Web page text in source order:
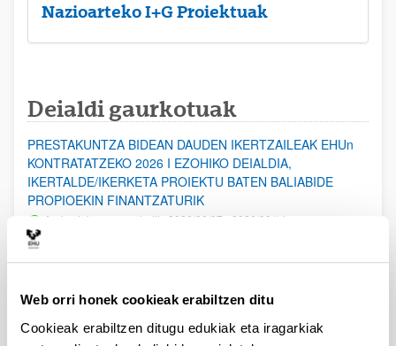
Web orri honek cookieak erabiltzen ditu
Cookieak erabiltzen ditugu edukiak eta iragarkiak
Nazioarteko I+G Proiektuak
Deialdi gaurkotuak
PRESTAKUNTZA BIDEAN DAUDEN IKERTZAILEAK EHUn
KONTRATATZEKO 2026 I EZOHIKO DEIALDIA,
IKERTALDE/IKERKETA PROIEKTU BATEN BALIABIDE
PROPIOEKIN FINANTZATURIK
Aurkezteko epea zabalik: 2026/08/07 - 2026/08/14
erosi eta berritzeko laguntzak 2026
Izapide irekia